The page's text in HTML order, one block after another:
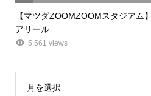
【マツダZOOMZOOMスタジアム
アリール...
5,561 views
月を選択